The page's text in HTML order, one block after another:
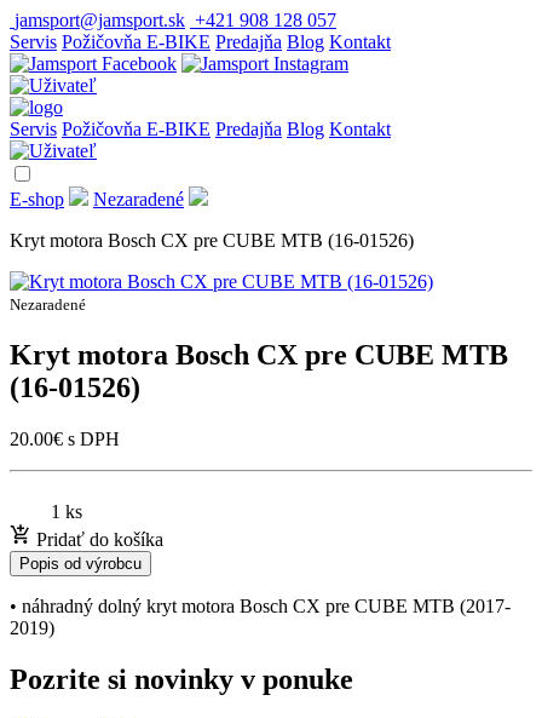
jamsport@jamsport.sk +421 908 128 057
Servis Požičovňa E-BIKE Predajňa Blog Kontakt
Servis Požičovňa E-BIKE Predajňa Blog Kontakt
E-shop
Nezaradené
Kryt motora Bosch CX pre CUBE MTB (16-01526)
Nezaradené
Kryt motora Bosch CX pre CUBE MTB
(16-01526)
20.00€ s DPH
1 ks
Pridať do košíka
Popis od výrobcu
• náhradný dolný kryt motora Bosch CX pre CUBE MTB (2017-
2019)
Pozrite si novinky v ponuke